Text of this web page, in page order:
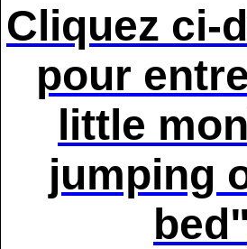
Cliquez ci-
pour
little
jumping
bed"